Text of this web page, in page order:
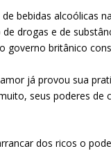
bebidas alcoólicas
drogas e de
governo britânico
já provou sua
seus poderes de
dos ricos o